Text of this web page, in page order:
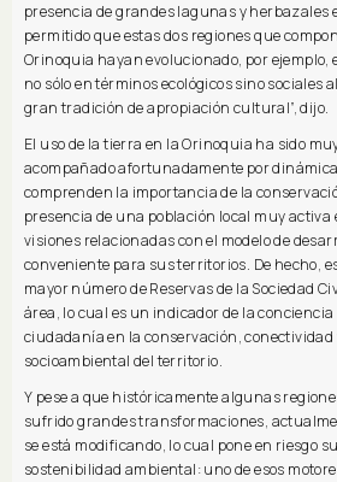
presencia de grandes lagunas y
permitido que estas dos regiones que
Orinoquia hayan evolucionado, por ejemplo,
no sólo en términos ecológicos sino sociales
gran tradición de apropiación cultural”, dijo.
El uso de la tierra en la Orinoquia ha sido
acompañado afortunadamente por
comprenden la importancia de la
presencia de una población local muy activa
visiones relacionadas con el modelo de
conveniente para sus territorios. De hecho,
mayor número de Reservas de la Sociedad
área, lo cual es un indicador de la
ciudadanía en la conservación,
socioambiental del territorio.
Y pese a que históricamente algunas
sufrido grandes transformaciones,
se está modificando, lo cual pone en riesgo
sostenibilidad ambiental: uno de esos